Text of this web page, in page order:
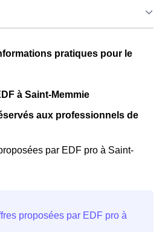
Mengeots couverts par la
sa facture d'électricité en
en à Saint-Memmie.
et est accessible aux Mengeots
Mengeots qui l'avaient choisie
deux tarifs : pendant 22 jours,
multiplié par quatre, tandis que
en à Saint-Memmie. ⚡💸
pratiques pour le
à Saint-Memmie
aux professionnels de
par EDF pro à Saint-